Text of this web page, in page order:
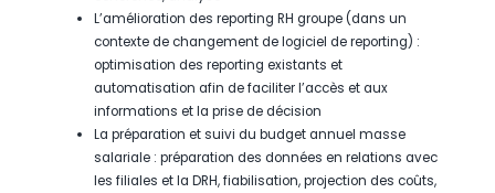
L’amélioration des reporting RH groupe (dans un
contexte de changement de logiciel de reporting) :
optimisation des reporting existants et
automatisation afin de faciliter l’accès et aux
informations et la prise de décision
La préparation et suivi du budget annuel masse
salariale : préparation des données en relations avec
les filiales et la DRH, fiabilisation, projection des coûts,